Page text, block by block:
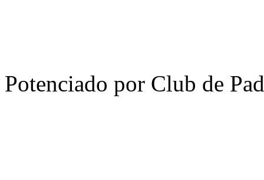
Potenciado por Club de